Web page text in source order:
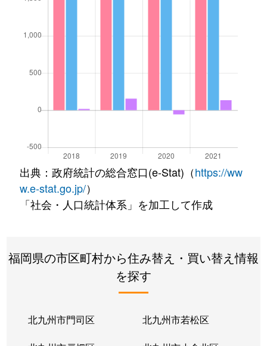
出典：政府統計の総合窓口(e-Stat)（https://ww
w.e-stat.go.jp/）
「社会・人口統計体系」を加工して作成
福岡県の市区町村から住み替え・買い替え情報
を探す
北九州市門司区 北九州市若松区